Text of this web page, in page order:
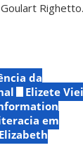
Righetto.
da
Elizete
em